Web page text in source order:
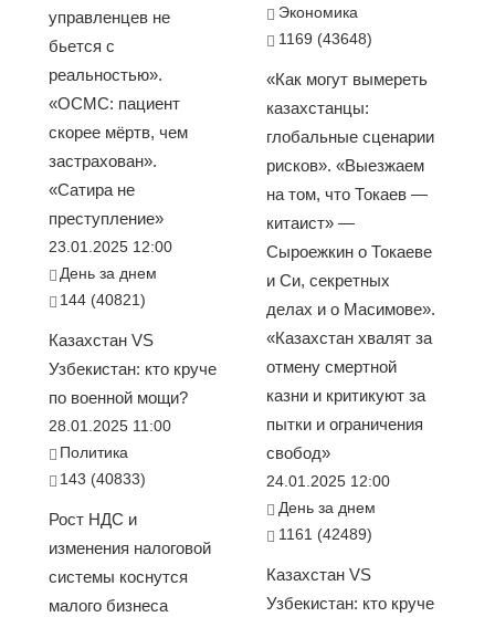
управленцев не
бьется с
реальностью».
«ОСМС: пациент
скорее мёртв, чем
застрахован».
«Сатира не
преступление»
23.01.2025 12:00
День за днем
144 (40821)
Казахстан VS
Узбекистан: кто круче
по военной мощи?
28.01.2025 11:00
Политика
143 (40833)
Рост НДС и
изменения налоговой
системы коснутся
малого бизнеса
Экономика
1169 (43648)
«Как могут вымереть
казахстанцы:
глобальные сценарии
рисков». «Выезжаем
на том, что Токаев —
китаист» —
Сыроежкин о Токаеве
и Си, секретных
делах и о Масимове».
«Казахстан хвалят за
отмену смертной
казни и критикуют за
пытки и ограничения
свобод»
24.01.2025 12:00
День за днем
1161 (42489)
Казахстан VS
Узбекистан: кто круче